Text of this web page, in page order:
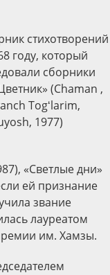
стихотворений
году, который
сборники
(Chaman ,
Togʻlarim,
1977)
«Светлые дни»
ей признание
звание
лауреатом
им. Хамзы.